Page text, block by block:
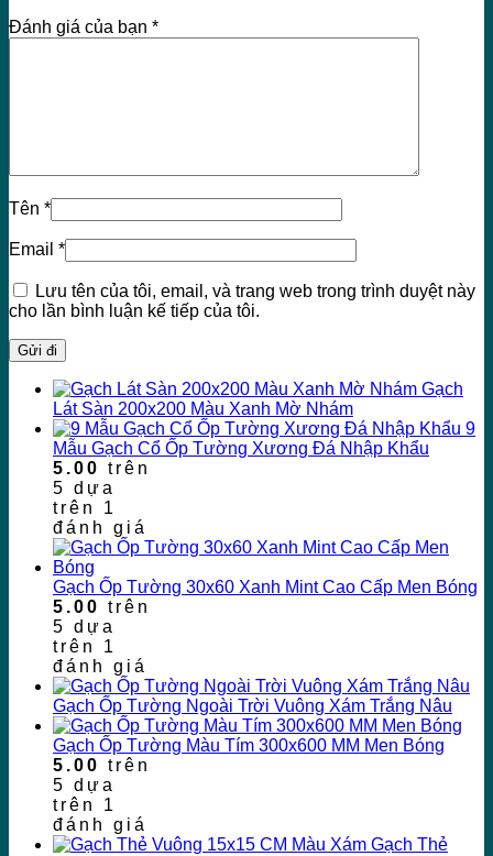
Đánh giá của bạn *
Tên *
Email *
Lưu tên của tôi, email, và trang web trong trình duyệt này
cho lần bình luận kế tiếp của tôi.
Gạch
Lát Sàn 200x200 Màu Xanh Mờ Nhám
9
Mẫu Gạch Cổ Ốp Tường Xương Đá Nhập Khẩu
5.00 trên
5 dựa
trên 1
đánh giá
Gạch Ốp Tường 30x60 Xanh Mint Cao Cấp Men Bóng
5.00 trên
5 dựa
trên 1
đánh giá
Gạch Ốp Tường Ngoài Trời Vuông Xám Trắng Nâu
Gạch Ốp Tường Màu Tím 300x600 MM Men Bóng
5.00 trên
5 dựa
trên 1
đánh giá
Gạch Thẻ